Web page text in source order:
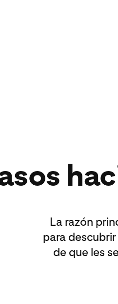
La razón
para
de que les